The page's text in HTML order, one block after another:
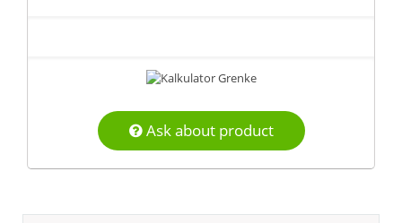
Ask about product